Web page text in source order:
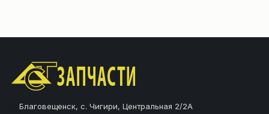
Благовещенск, с. Чигири, Центральная 2/2А